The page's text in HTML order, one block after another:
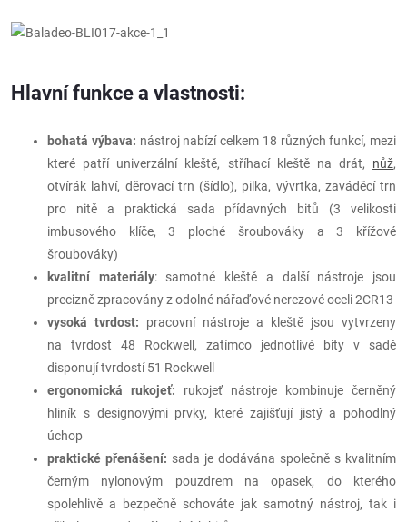
Hlavní funkce a vlastnosti:
bohatá výbava: nástroj nabízí celkem 18 různých funkcí, mezi
které patří univerzální kleště, stříhací kleště na drát, nůž,
otvírák lahví, děrovací trn (šídlo), pilka, vývrtka, zaváděcí trn
pro nitě a praktická sada přídavných bitů (3 velikosti
imbusového klíče, 3 ploché šroubováky a 3 křížové
šroubováky)
kvalitní materiály: samotné kleště a další nástroje jsou
precizně zpracovány z odolné nářaďové nerezové oceli 2CR13
vysoká tvrdost: pracovní nástroje a kleště jsou vytvrzeny
na tvrdost 48 Rockwell, zatímco jednotlivé bity v sadě
disponují tvrdostí 51 Rockwell
ergonomická rukojeť: rukojeť nástroje kombinuje černěný
hliník s designovými prvky, které zajišťují jistý a pohodlný
úchop
praktické přenášení: sada je dodávána společně s kvalitním
černým nylonovým pouzdrem na opasek, do kterého
spolehlivě a bezpečně schováte jak samotný nástroj, tak i